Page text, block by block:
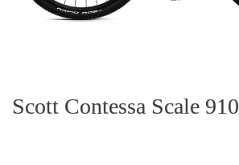
Scott Contessa Scale 910